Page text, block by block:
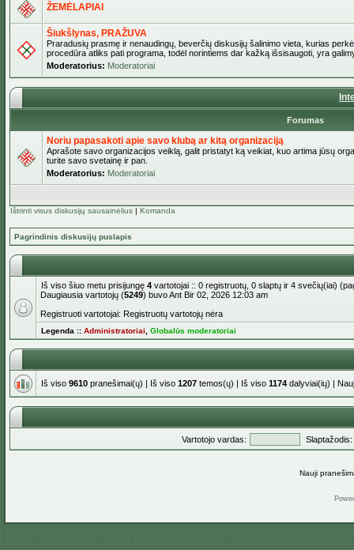
ŽEMĖLAPIAI
Šiukšlynas, PRAŽUVA
Praradusių prasmę ir nenaudingų, beverčių diskusijų šalinimo vieta, kurias
procedūra atliks pati programa, todėl norintiems dar kažką išsisaugoti, yra
Moderatorius: Moderatoriai
Forumas
Noriu papasakoti apie savo klubą ar kitą organizaciją
Aprašote savo organizacijos veiklą, galit pristatyt ką veikiat, kuo artima jūsų
turite savo svetainę ir pan.
Moderatorius: Moderatoriai
Ištrinti visus diskusijų sausainėlius | Komanda
Pagrindinis diskusijų puslapis
Iš viso šiuo metu prisijungę 4 vartotojai :: 0 registruotų, 0 slaptų ir 4 svečių(iai)
Daugiausia vartotojų (5249) buvo Ant Bir 02, 2026 12:03 am
Registruoti vartotojai: Registruotų vartotojų nėra
Legenda :: Administratoriai Globalūs moderatoriai
Iš viso 9610 pranešimai(ų) | Iš viso 1207 temos(ų) | Iš viso 1174 dalyviai(ių) |
Vartotojo vardas: Slaptažodis:
Nauji